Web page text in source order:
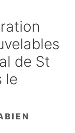
de St
le